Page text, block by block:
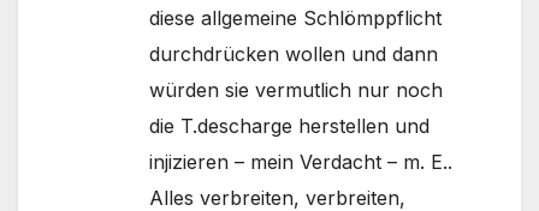
diese allgemeine Schlömppflicht
durchdrücken wollen und dann
würden sie vermutlich nur noch
die T.descharge herstellen und
injizieren – mein Verdacht – m. E..
Alles verbreiten, verbreiten,